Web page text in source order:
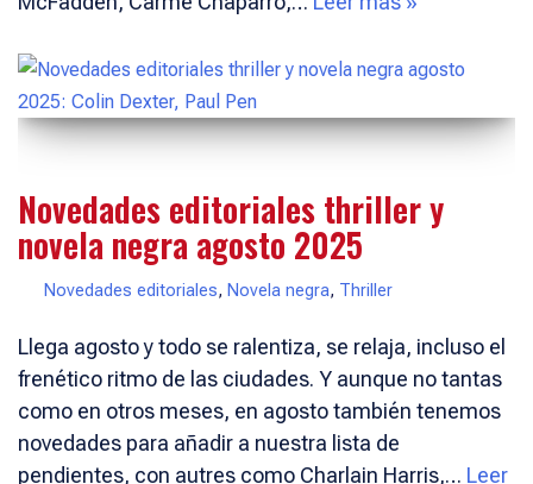
Novedades editoriales thriller y
novela negra agosto 2025
Novedades editoriales, Novela negra, Thriller
Llega agosto y todo se ralentiza, se relaja, incluso el
frenético ritmo de las ciudades. Y aunque no tantas
como en otros meses, en agosto también tenemos
novedades para añadir a nuestra lista de
pendientes, con autres como Charlain Harris,… Leer